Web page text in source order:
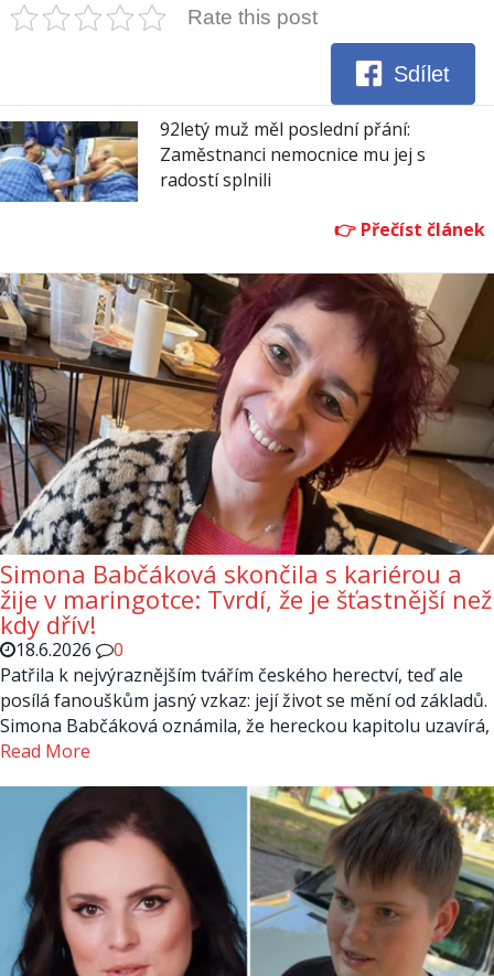
Rate this post
Sdílet
92letý muž měl poslední přání:
Zaměstnanci nemocnice mu jej s
radostí splnili
Simona Babčáková skončila s kariérou a
žije v maringotce: Tvrdí, že je šťastnější než
kdy dřív!
18.6.2026
0
Patřila k nejvýraznějším tvářím českého herectví, teď ale
posílá fanouškům jasný vzkaz: její život se mění od základů.
Simona Babčáková oznámila, že hereckou kapitolu uzavírá,
Read More